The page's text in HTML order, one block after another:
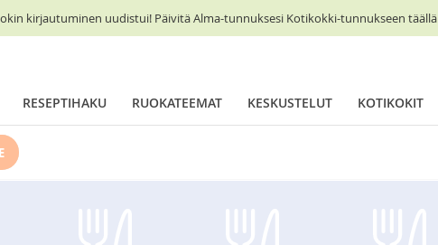
kirjautuminen uudistui! Päivitä Alma-tunnuksesi Kotikokki-tunnukseen täällä
RESEPTIHAKU RUOKATEEMAT KESKUSTELUT KOTIKOKIT